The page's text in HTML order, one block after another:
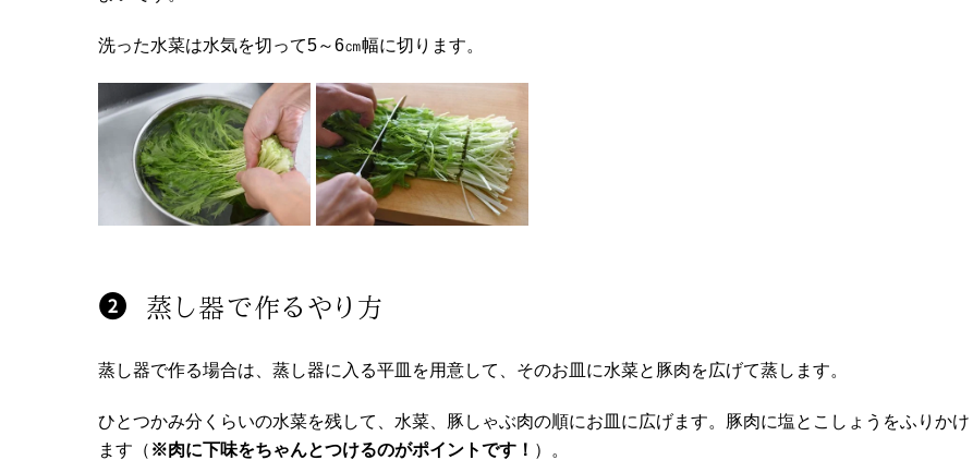
洗った水菜は水気を切って5～6㎝幅に切ります。
蒸し器で作るやり方
蒸し器で作る場合は、蒸し器に入る平皿を用意して、そのお皿に水菜と豚肉を広げて蒸します。
ひとつかみ分くらいの水菜を残して、水菜、豚しゃぶ肉の順にお皿に広げます。豚肉に塩とこしょうをふりかけ
ます（ ※肉に下味をちゃんとつけるのがポイントです！ ）。